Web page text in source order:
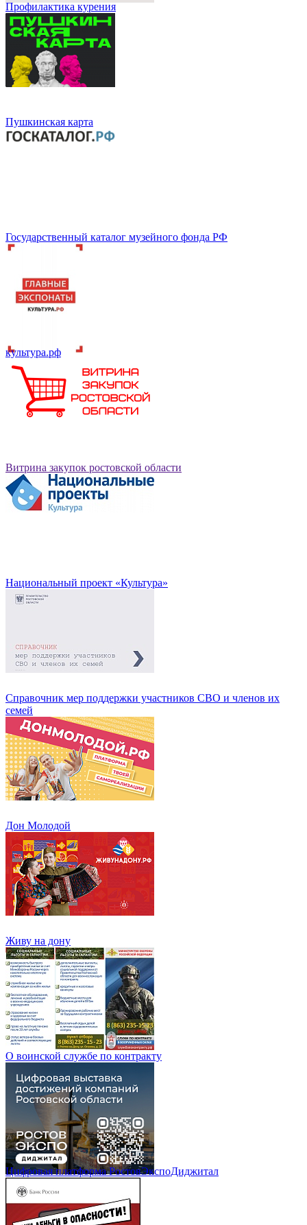
Профилактика курения
Пушкинская карта
Государственный каталог музейного фонда РФ
культура.рф
Витрина закупок ростовской области
Национальный проект «Культура»
Справочник мер поддержки участников СВО и членов их
семей
Дон Молодой
Живу на дону
О воинской службе по контракту
Цифровая платформа РостовЭкспоДиджитал